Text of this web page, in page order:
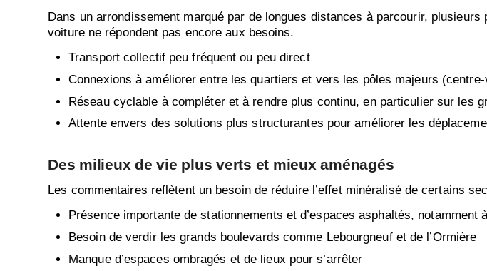
Dans un arrondissement marqué par de longues distances à parcourir,
voiture ne répondent pas encore aux besoins.
Transport collectif peu fréquent ou peu direct
Connexions à améliorer entre les quartiers et vers les pôles majeurs
Réseau cyclable à compléter et à rendre plus continu, en particulier sur les
Attente envers des solutions plus structurantes pour améliorer les
Des milieux de vie plus verts et mieux aménagés
Les commentaires reflètent un besoin de réduire l’effet minéralisé de certains
Présence importante de stationnements et d’espaces asphaltés, notamment
Besoin de verdir les grands boulevards comme Lebourgneuf et de l’Ormière
Manque d’espaces ombragés et de lieux pour s’arrêter